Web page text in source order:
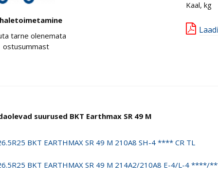
tarne olenemata
ostusummast
Kaal, kg
suurused BKT Earthmax SR 49 M
BKT EARTHMAX SR 49 M 210A8 SH-4 **** CR TL
BKT EARTHMAX SR 49 M 214A2/210A8 E-4/L-4 ****/